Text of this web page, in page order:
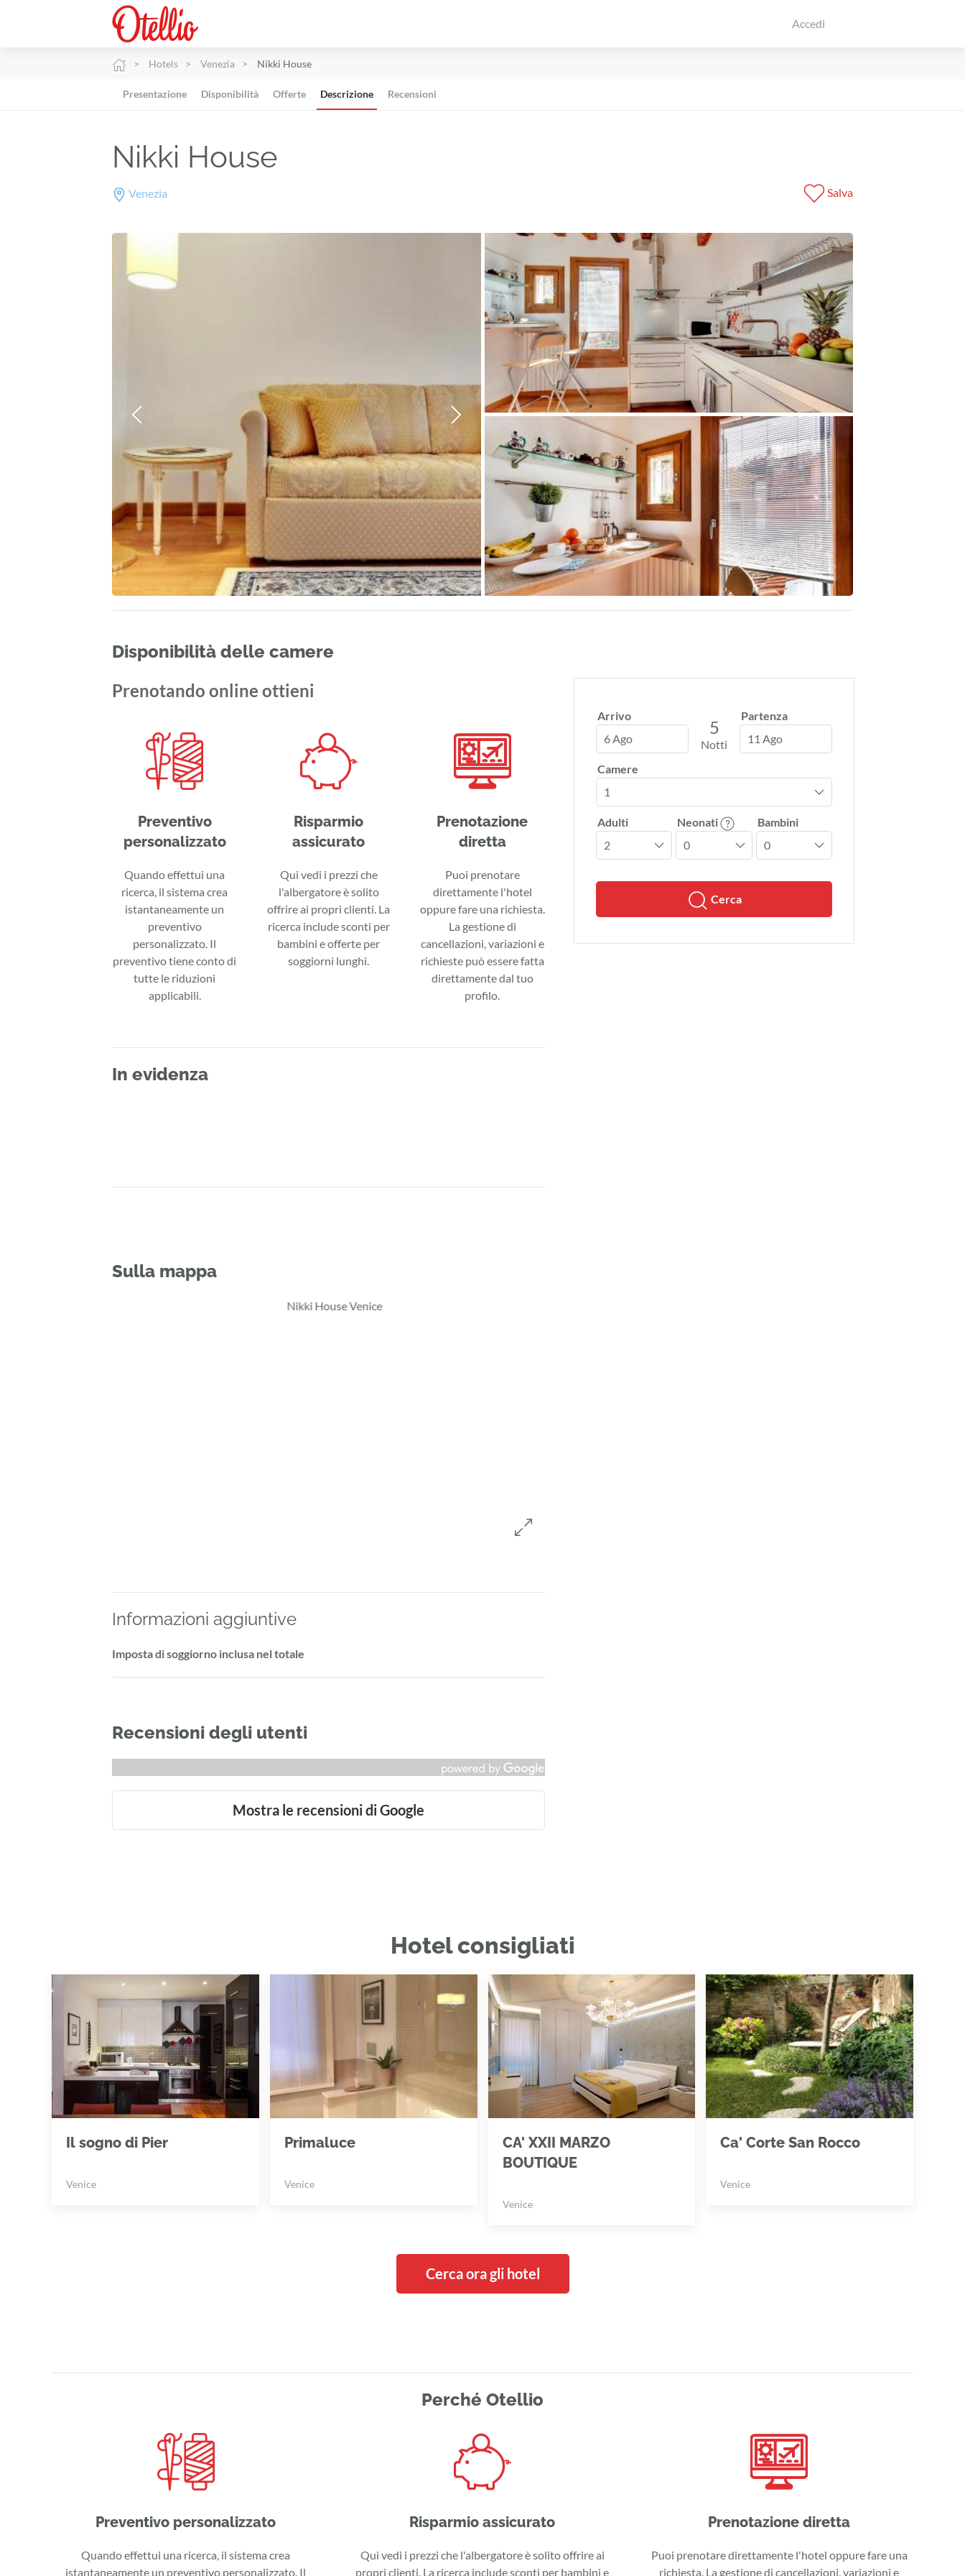
Accedi
Hotels Venezia Nikki House
Presentazione Disponibilità Offerte Descrizione Recensioni
Nikki House
Venezia Salva
Disponibilità delle camere
Arrivo
6 Ago
5
Notti
Partenza
11 Ago
Camere
Adulti Neonati Bambini
Cerca
Prenotando online ottieni
Preventivo
personalizzato
Quando effettui una
ricerca, il sistema crea
istantaneamente un
preventivo
personalizzato. Il
preventivo tiene conto di
tutte le riduzioni
applicabili.
Risparmio
assicurato
Qui vedi i prezzi che
l'albergatore è solito
offrire ai propri clienti. La
ricerca include sconti per
bambini e offerte per
soggiorni lunghi.
Prenotazione
diretta
Puoi prenotare
direttamente l'hotel
oppure fare una richiesta.
La gestione di
cancellazioni, variazioni e
richieste può essere fatta
direttamente dal tuo
profilo.
In evidenza
Sulla mappa
Informazioni aggiuntive
Imposta di soggiorno inclusa nel totale
Recensioni degli utenti
Mostra le recensioni di Google
Hotel consigliati
Il sogno di Pier
Venice
Primaluce
Venice
CA' XXII MARZO
BOUTIQUE
Venice
Ca' Corte San Rocco
Venice
Cerca ora gli hotel
Perché Otellio
Preventivo personalizzato
Quando effettui una ricerca, il sistema crea
istantaneamente un preventivo personalizzato. Il
Risparmio assicurato
Qui vedi i prezzi che l'albergatore è solito offrire ai
propri clienti. La ricerca include sconti per bambini e
Prenotazione diretta
Puoi prenotare direttamente l'hotel oppure fare una
richiesta. La gestione di cancellazioni, variazioni e